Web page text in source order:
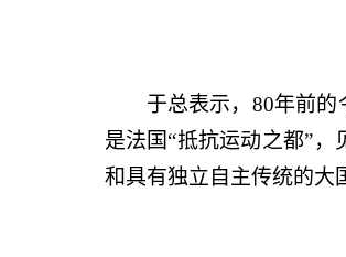
于总表示，80年前
是法国“抵抗运动之都”
和具有独立自主传统的大